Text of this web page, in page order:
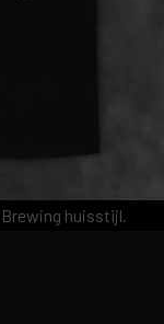
Brewing huisstijl.